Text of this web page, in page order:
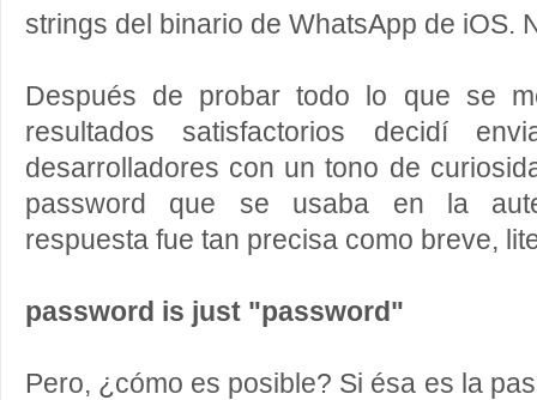
strings del binario de WhatsApp de iOS.
Después de probar todo lo que se
resultados satisfactorios decidí
desarrolladores con un tono de
password que se usaba en la
respuesta fue tan precisa como breve,
password is just "password"
Pero, ¿cómo es posible? Si ésa es la